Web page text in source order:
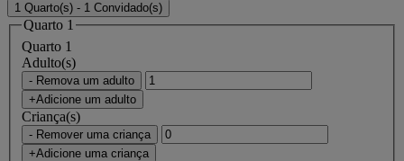
1 Quarto(s) - 1 Convidado(s)
Quarto 1
Quarto 1
Adulto(s)
- Remova um adulto
+Adicione um adulto
Criança(s)
- Remover uma criança
+Adicione uma criança